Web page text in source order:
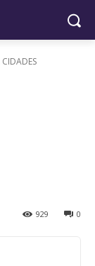
CIDADES
0
929